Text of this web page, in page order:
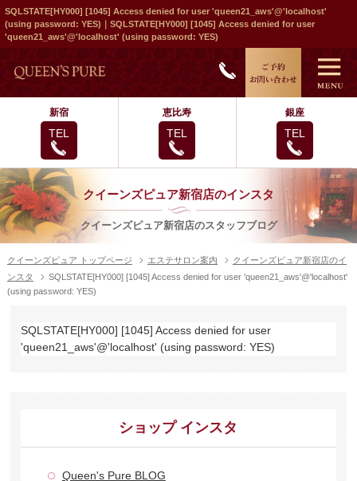
SQLSTATE[HY000] [1045] Access denied for user 'queen21_aws'@'localhost'
(using password: YES)｜SQLSTATE[HY000] [1045] Access denied for user
'queen21_aws'@'localhost' (using password: YES)
新宿
TEL
恵比寿
TEL
銀座
TEL
クイーンズピュア新宿店のインスタ
クイーンズピュア新宿店のスタッフブログ
クイーンズピュア トップページ エステサロン案内
クイーンズピュア新宿店のイ
ンスタ
SQLSTATE[HY000] [1045] Access denied for user 'queen21_aws'@'localhost'
(using password: YES)
SQLSTATE[HY000] [1045] Access denied for user
'queen21_aws'@'localhost' (using password: YES)
ショップ インスタ
Queen's Pure BLOG